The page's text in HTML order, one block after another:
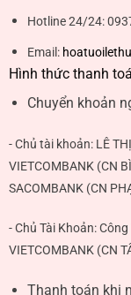
Hotline 24/24:
Email:
Hình thức thanh
Chuyển khoản
- Chủ tài khoản: LÊ
VIETCOMBANK (CN
SACOMBANK (CN
- Chủ Tài Khoản:
VIETCOMBANK (CN
Thanh toán khi